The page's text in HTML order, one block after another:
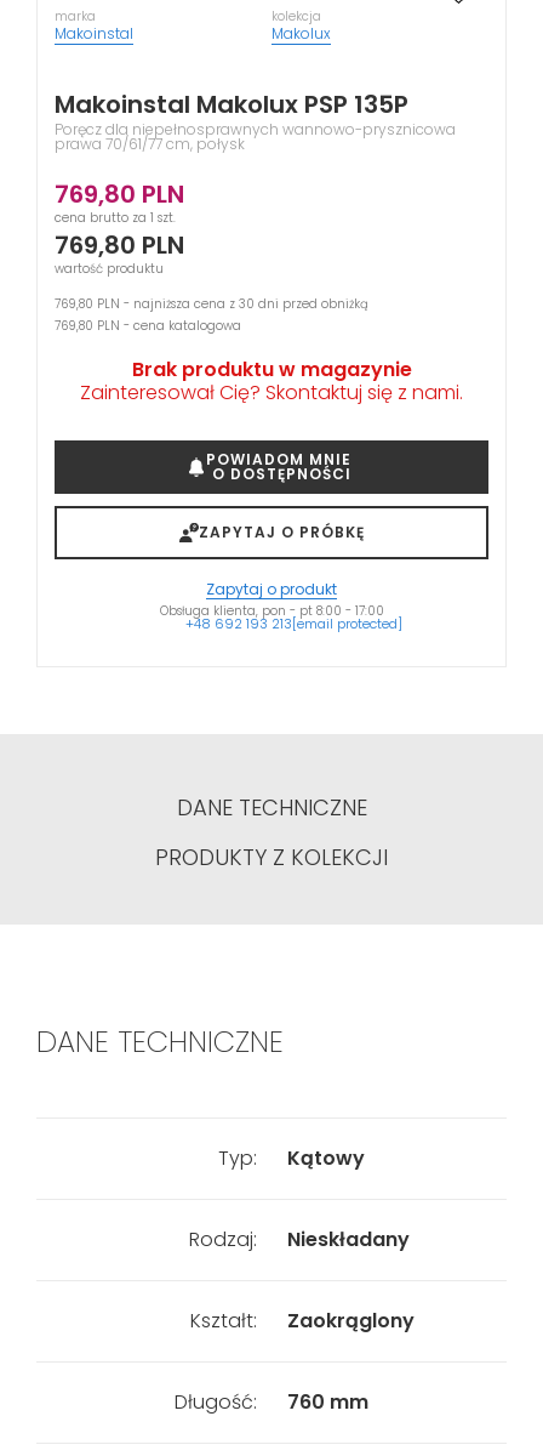
marka
Makoinstal
kolekcja
Makolux
Makoinstal Makolux PSP 135P
Poręcz dla niepełnosprawnych wannowo-prysznicowa
prawa 70/61/77 cm, połysk
769,80 PLN
cena brutto za 1 szt.
769,80 PLN
wartość produktu
769,80 PLN - najniższa cena z 30 dni przed obniżką
769,80 PLN - cena katalogowa
Brak produktu w magazynie
Zainteresował Cię? Skontaktuj się z nami.
POWIADOM MNIE
O DOSTĘPNOŚCI
ZAPYTAJ O PRÓBKĘ
Zapytaj o produkt
Obsługa klienta, pon - pt 8:00 - 17:00
+48 692 193 213[email protected]
DANE TECHNICZNE
PRODUKTY Z KOLEKCJI
DANE TECHNICZNE
Typ: Kątowy
Rodzaj: Nieskładany
Kształt: Zaokrąglony
Długość: 760 mm